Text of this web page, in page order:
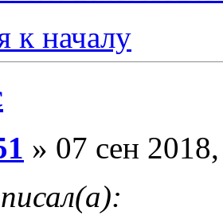
к началу
» 07 сен